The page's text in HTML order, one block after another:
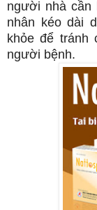
người nhà cần
nhân kéo dài
khỏe để tránh
người bệnh.